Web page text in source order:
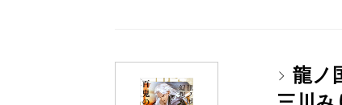
龍ノ